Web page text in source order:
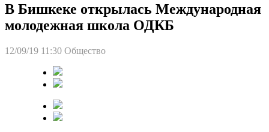
В Бишкеке открылась Международная
молодежная школа ОДКБ
12/09/19 11:30 Общество